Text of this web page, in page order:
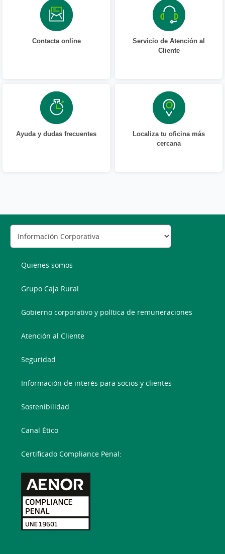
Contacta online
Servicio de Atención al
Cliente
Ayuda y dudas frecuentes
Localiza tu oficina más
cercana
Quienes somos
Grupo Caja Rural
Gobierno corporativo y política de remuneraciones
Atención al Cliente
Seguridad
Información de interés para socios y clientes
Sostenibilidad
Canal Ético
Certificado Compliance Penal: